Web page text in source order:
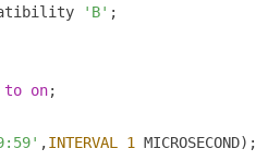
'B'
to on
,INTERVAL 1
MICROSECOND);